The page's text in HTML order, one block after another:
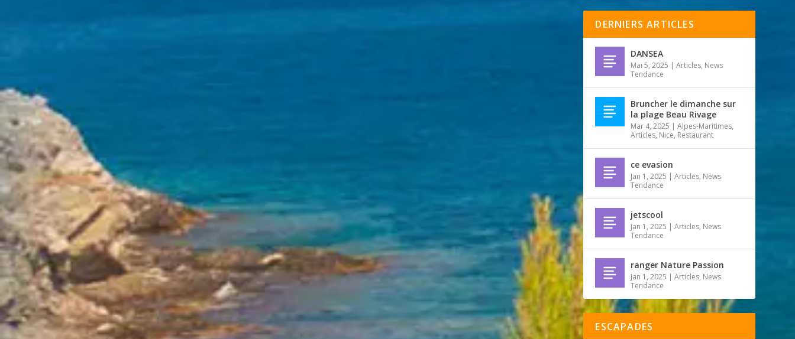
DERNIERS ARTICLES
DANSEA
Mai 5, 2025 |Articles, News
Tendance
Bruncher le dimanche sur
la plage Beau Rivage
Mar 4, 2025 |Alpes-Maritimes,
Articles, Nice, Restaurant
ce evasion
Jan 1, 2025 |Articles, News
Tendance
jetscool
Jan 1, 2025 |Articles, News
Tendance
ranger Nature Passion
Jan 1, 2025 |Articles, News
Tendance
ESCAPADES